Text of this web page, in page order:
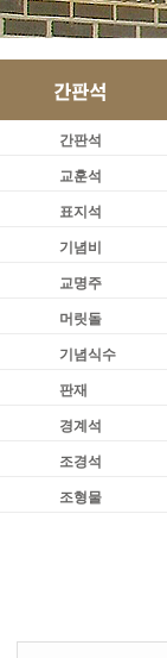
간판석
교훈석
표지석
기념비
교명주
머릿돌
기념식수
판재
경계석
조경석
조형물